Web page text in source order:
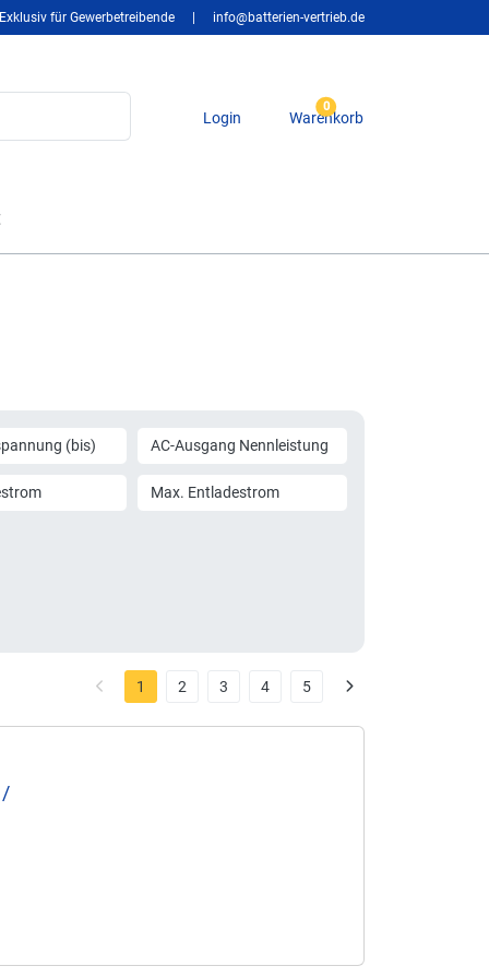
Exklusiv für Gewerbetreibende info@batterien-vertrieb.de
Login
0
Warenkorb
(bis) AC-Ausgang Nennleistung
Max. Entladestrom
1 2 3 4 5
/